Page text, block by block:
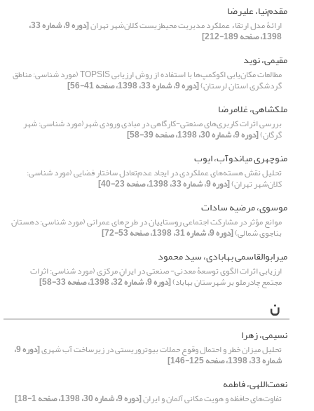
مقدم‌نیا، علیرضا
ارائۀ مدل ارتقاء عملکرد مدیریت محیط‌زیست کلان‌شهر تهران [دوره 9، شماره 33،
1398، صفحه 189-212]
مقیمی، نوید
مطالعات مکان‌‌یابی اکوکمپ‌‌ها با استفاده از روش ارزیابی TOPSIS (مورد شناسی: مناطق
گردشگری استان لرستان)[دوره 9، شماره 33، 1398، صفحه 41-56]
ملکشاهی، غلامرضا
بررسی اثرات کاربری‌‌‌های صنعتی-کارگاهی در مبادی ورودی شهر(مورد شناسی: شهر
گرگان)[دوره 9، شماره 30، 1398، صفحه 39-58]
منوچهری میاندوآب، ایوب
تحلیل نقش هسته‌های عملکردی در ایجاد عدم‌تعادل ساختار فضایی (مورد شناسی:
کلان‌شهر تهران)[دوره 9، شماره 33، 1398، صفحه 23-40]
موسوی، مرضیه سادات
موانع مؤثر در مشارکت اجتماعی روستاییان در طرح‌‌های عمرانی (مورد شناسی: دهستان
بناجوی شمالی)[دوره 9، شماره 31، 1398، صفحه 53-72]
میرابوالقاسمی بهابادی، سید محمود
ارزیابی اثرات الگوی توسعۀ معدنی- صنعتی در ایرانِ مرکزی (مورد شناسی: اثرات
مجتمع چادرملو بر شهرستان بهاباد)[دوره 9، شماره 32، 1398، صفحه 33-58]
ن
نسیمی، زهرا
تحلیل میزان خطر و احتمال وقوع حملات بیوتروریستی در زیرساخت آب شهری [دوره 9،
شماره 33، 1398، صفحه 125-146]
نعمت‌‌اللهی، فاطمه
تفاوت‌‌‌‌های حافظه و هویت مکانی آلمان و ایران[دوره 9، شماره 30، 1398، صفحه 1-18]